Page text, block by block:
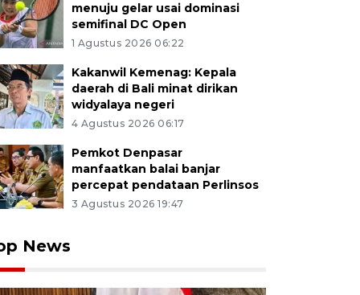
menuju gelar usai dominasi
semifinal DC Open
1 Agustus 2026 06:22
Kakanwil Kemenag: Kepala
daerah di Bali minat dirikan
widyalaya negeri
4 Agustus 2026 06:17
Pemkot Denpasar
manfaatkan balai banjar
percepat pendataan Perlinsos
3 Agustus 2026 19:47
News